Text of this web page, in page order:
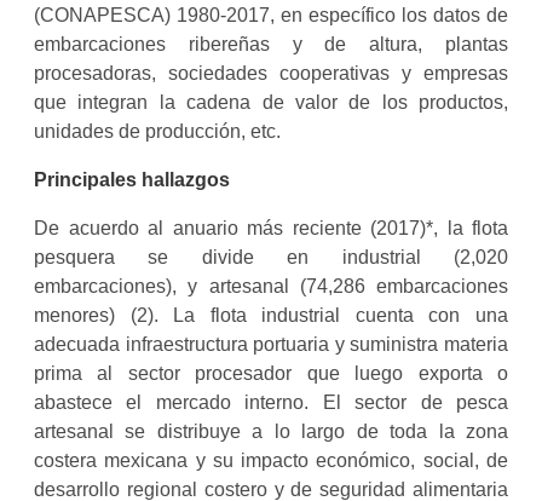
(CONAPESCA) 1980-2017, en específico los datos de
embarcaciones ribereñas y de altura, plantas
procesadoras, sociedades cooperativas y empresas
que integran la cadena de valor de los productos,
unidades de producción, etc.
Principales hallazgos
De acuerdo al anuario más reciente (2017)*, la flota
pesquera se divide en industrial (2,020
embarcaciones), y artesanal (74,286 embarcaciones
menores) (2). La flota industrial cuenta con una
adecuada infraestructura portuaria y suministra materia
prima al sector procesador que luego exporta o
abastece el mercado interno. El sector de pesca
artesanal se distribuye a lo largo de toda la zona
costera mexicana y su impacto económico, social, de
desarrollo regional costero y de seguridad alimentaria